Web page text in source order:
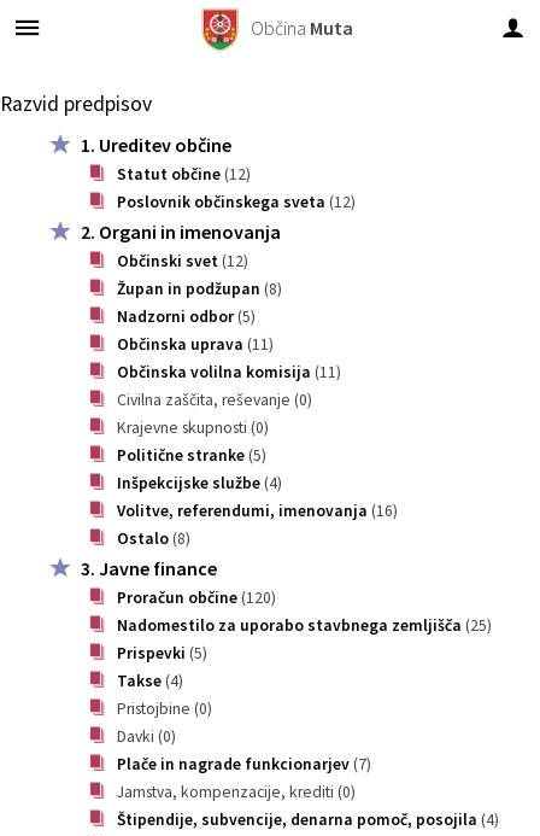
Občina Muta
Razvid predpisov
1. Ureditev občine
Statut občine(12)
Poslovnik občinskega sveta (12)
2. Organi in imenovanja
Občinski svet(12)
Župan in podžupan (8)
Nadzorni odbor(5)
Občinska uprava (11)
Občinska volilna komisija (11)
Civilna zaščita, reševanje (0)
Krajevne skupnosti (0)
Politične stranke(5)
Inšpekcijske službe(4)
Volitve, referendumi, imenovanja (16)
Ostalo(8)
3. Javne finance
Proračun občine(120)
Nadomestilo za uporabo stavbnega zemljišča (25)
Prispevki (5)
Takse(4)
Pristojbine (0)
Davki (0)
Plače in nagrade funkcionarjev(7)
Jamstva, kompenzacije, krediti (0)
Štipendije, subvencije, denarna pomoč, posojila (4)
Predstavitev občine
Imenik zaposlenih
Občinski simboli
Vizitka občine
Občinski predpisi
Predpisi v pripravi
Varstvo osebnih podatkov
Katalog informacij javnega značaja
Županja
Podžupan
OBČINSKI SVET
Komisije in odbori
Nadzorni odbor
Vaški odbori
VARNOSTNI SOSVET
Člani občinskega sveta
Seje občinskega sveta
Novice in obvestila
Zapore cest
Razpisi, namere, natečaji...
Občinski časopis - Mučan
Občinski predpisi
Proračun občine
Lokalne volitve
Vloge in obrazci
Predlogi in prijave
E-rezervacije
Virtualna panorama
Znamenitosti
Turistično društvo Muta
Turistični ponudniki
Rotunda Sv. Janeza Krstnika
Prenočišča
Gostinstvo in turistične kmetije
Piknik prostor
Splavarjenje
Pomembni kontakti
Javni zavodi
Gospodarski subjekti
Za pričetek iskanja kliknite na puščico >